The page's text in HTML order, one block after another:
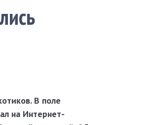
В поле
на Интернет-